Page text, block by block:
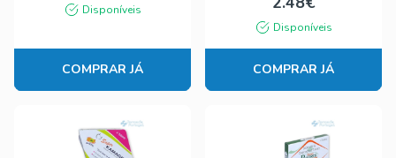
Disponíveis
COMPRAR JÁ
Disponíveis
COMPRAR JÁ